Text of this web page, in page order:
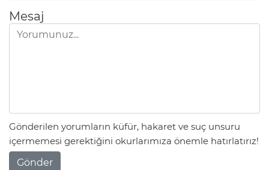
Mesaj
Gönderilen yorumların küfür, hakaret ve suç unsuru
içermemesi gerektiğini okurlarımıza önemle hatırlatırız!
Gönder